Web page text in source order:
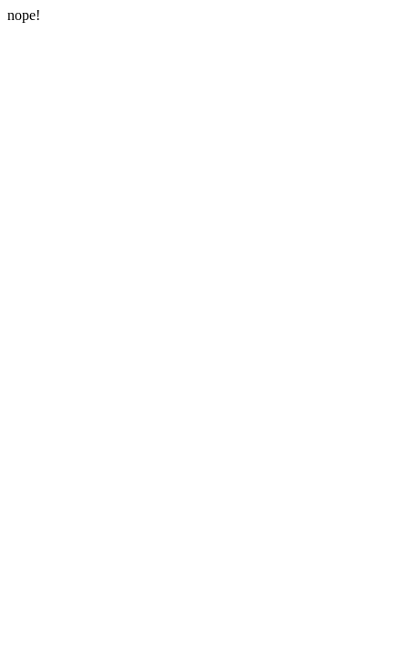
nope!